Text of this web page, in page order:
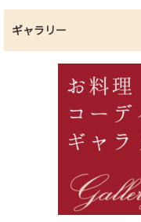
ギャラリー